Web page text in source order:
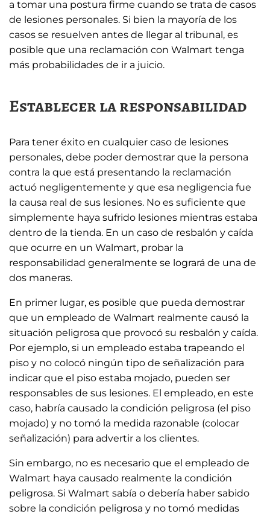
a tomar una postura firme cuando se trata de casos
de lesiones personales. Si bien la mayoría de los
casos se resuelven antes de llegar al tribunal, es
posible que una reclamación con Walmart tenga
más probabilidades de ir a juicio.
Establecer la responsabilidad
Para tener éxito en cualquier caso de lesiones
personales, debe poder demostrar que la persona
contra la que está presentando la reclamación
actuó negligentemente y que esa negligencia fue
la causa real de sus lesiones. No es suficiente que
simplemente haya sufrido lesiones mientras estaba
dentro de la tienda. En un caso de resbalón y caída
que ocurre en un Walmart, probar la
responsabilidad generalmente se logrará de una de
dos maneras.
En primer lugar, es posible que pueda demostrar
que un empleado de Walmart realmente causó la
situación peligrosa que provocó su resbalón y caída.
Por ejemplo, si un empleado estaba trapeando el
piso y no colocó ningún tipo de señalización para
indicar que el piso estaba mojado, pueden ser
responsables de sus lesiones. El empleado, en este
caso, habría causado la condición peligrosa (el piso
mojado) y no tomó la medida razonable (colocar
señalización) para advertir a los clientes.
Sin embargo, no es necesario que el empleado de
Walmart haya causado realmente la condición
peligrosa. Si Walmart sabía o debería haber sabido
sobre la condición peligrosa y no tomó medidas